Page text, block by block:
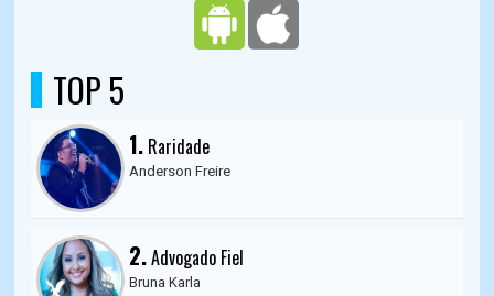
TOP 5
1. Raridade
Anderson Freire
2.Advogado Fiel
Bruna Karla